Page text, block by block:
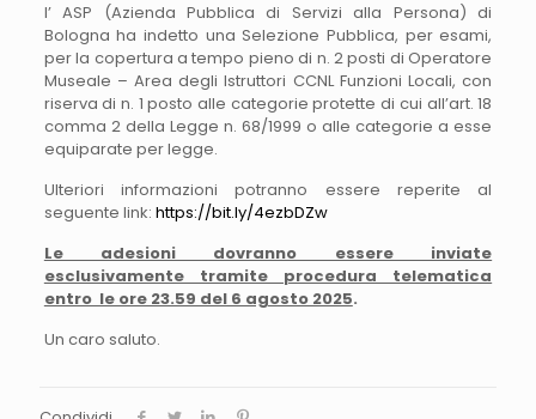
l’ ASP (Azienda Pubblica di Servizi alla Persona) di
Bologna ha indetto una Selezione Pubblica, per esami,
per la copertura a tempo pieno di n. 2 posti di Operatore
Museale – Area degli Istruttori CCNL Funzioni Locali, con
riserva di n. 1 posto alle categorie protette di cui all’art. 18
comma 2 della Legge n. 68/1999 o alle categorie a esse
equiparate per legge.
Ulteriori informazioni potranno essere reperite al
seguente link: https://bit.ly/4ezbDZw
Le adesioni dovranno essere inviate
esclusivamente tramite procedura telematica
entro le ore 23.59 del 6 agosto 2025.
Un caro saluto.